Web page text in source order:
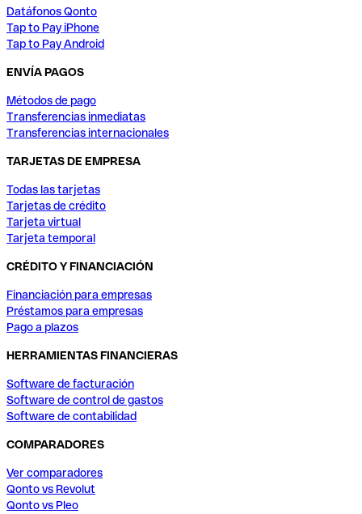
Datáfonos Qonto
Tap to Pay iPhone
Tap to Pay Android
ENVÍA PAGOS
Métodos de pago
Transferencias inmediatas
Transferencias internacionales
TARJETAS DE EMPRESA
Todas las tarjetas
Tarjetas de crédito
Tarjeta virtual
Tarjeta temporal
CRÉDITO Y FINANCIACIÓN
Financiación para empresas
Préstamos para empresas
Pago a plazos
HERRAMIENTAS FINANCIERAS
Software de facturación
Software de control de gastos
Software de contabilidad
COMPARADORES
Ver comparadores
Qonto vs Revolut
Qonto vs Pleo